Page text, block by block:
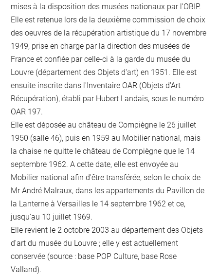
mises à la disposition des musées nationaux par l'OBIP.
Elle est retenue lors de la deuxième commission de choix
des oeuvres de la récupération artistique du 17 novembre
1949, prise en charge par la direction des musées de
France et confiée par celle-ci à la garde du musée du
Louvre (département des Objets d'art) en 1951. Elle est
ensuite inscrite dans l'Inventaire OAR (Objets d'Art
Récupération), établi par Hubert Landais, sous le numéro
OAR 197.
Elle est déposée au château de Compiègne le 26 juillet
1950 (salle 46), puis en 1959 au Mobilier national, mais
la chaise ne quitte le château de Compiègne que le 14
septembre 1962. A cette date, elle est envoyée au
Mobilier national afin d'être transférée, selon le choix de
Mr André Malraux, dans les appartements du Pavillon de
la Lanterne à Versailles le 14 septembre 1962 et ce,
jusqu'au 10 juillet 1969.
Elle revient le 2 octobre 2003 au département des Objets
d'art du musée du Louvre ; elle y est actuellement
conservée (source : base POP Culture, base Rose
Valland).